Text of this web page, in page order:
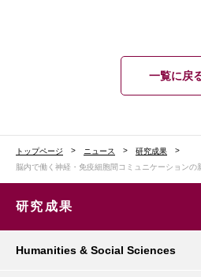
一覧に戻
トップページ ニュース
研究成果
脳内で働く神経・免疫細胞間コミュニケーションの
研究成果
Humanities & Social Sciences